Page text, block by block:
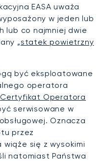
EASA uważa
w jeden lub
lub co najmniej dwie
„statek powietrzny
być eksploatowane
operatora
Certyfikat Operatora
serwisowane w
Oznacza
przez
się z wysokimi
natomiast Państwa